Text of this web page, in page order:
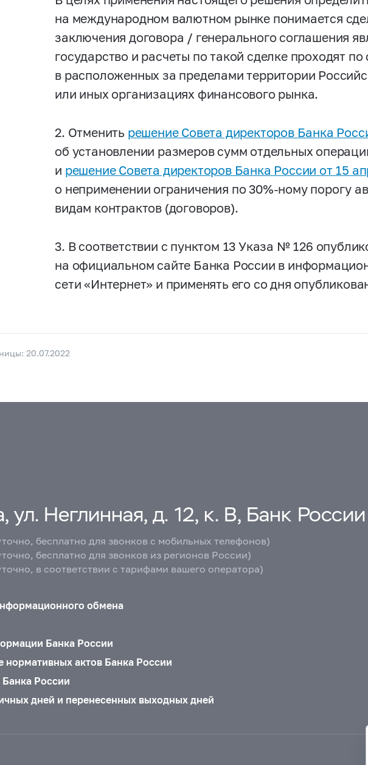
на международном валютном рынке понимается
заключения договора / генерального соглашения
государство и расчеты по такой сделке проходят
в расположенных за пределами территории
или иных организациях финансового рынка.
2. Отменить решение Совета директоров Банка
об установлении размеров сумм отдельных
и решение Совета директоров Банка России от 15
о неприменении ограничения по 30%-ному порогу
видам контрактов (договоров).
3. В соответствии с пунктом 13 Указа № 126
на официальном сайте Банка России в
сети «Интернет» и применять его со дня
20.07.2022
ул. Неглинная, д. 12, к. В, Банк России
бесплатно для звонков с мобильных телефонов)
бесплатно для звонков из регионов России)
в соответствии с тарифами вашего оператора)
обмена
Банка России
актов Банка России
России
дней и перенесенных выходных дней